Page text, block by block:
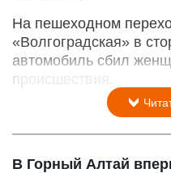
На пешеходном
«Волгоградская» в
автомобиль сбил
происшествия.
В Горный Алтай